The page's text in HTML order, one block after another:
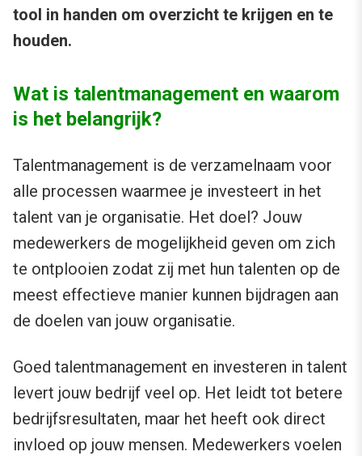
tool in handen om overzicht te krijgen en te
houden.
Wat is talentmanagement en waarom
is het belangrijk?
Talentmanagement is de verzamelnaam voor
alle processen waarmee je investeert in het
talent van je organisatie. Het doel? Jouw
medewerkers de mogelijkheid geven om zich
te ontplooien zodat zij met hun talenten op de
meest effectieve manier kunnen bijdragen aan
de doelen van jouw organisatie.
Goed talentmanagement en investeren in talent
levert jouw bedrijf veel op. Het leidt tot betere
bedrijfsresultaten, maar het heeft ook direct
invloed op jouw mensen. Medewerkers voelen